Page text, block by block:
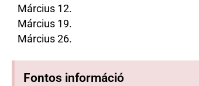
Március 12.
Március 19.
Március 26.
Fontos információ